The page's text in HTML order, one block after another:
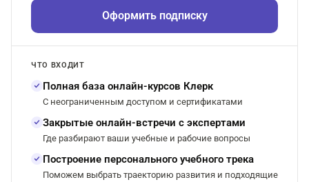
Оформить подписку
ЧТО ВХОДИТ
Полная база онлайн-курсов Клерк
С неограниченным доступом и сертификатами
Закрытые онлайн-встречи с экспертами
Где разбирают ваши учебные и рабочие вопросы
Построение персонального учебного трека
Поможем выбрать траекторию развития и подходящие